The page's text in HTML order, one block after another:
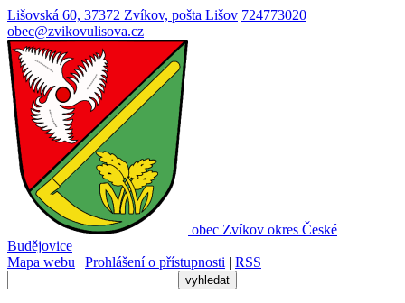
Lišovská 60, 37372 Zvíkov, pošta Lišov 724773020
obec@zvikovulisova.cz
obec Zvíkov okres České
Budějovice
Mapa webu | Prohlášení o přístupnosti | RSS